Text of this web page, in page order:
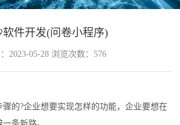
软件开发(问卷小程序)
2023-05-28 浏览次数：576
的?企业想要实现怎样的功能，企业要想在